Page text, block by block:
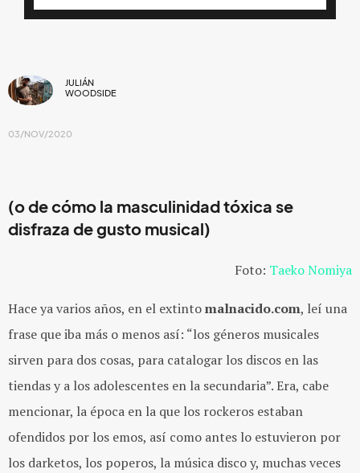
JULIÁN
WOODSIDE
03/NOV/2020
(o de cómo la masculinidad tóxica se
disfraza de gusto musical)
Foto: Taeko Nomiya
Hace ya varios años, en el extintomalnacido.com, leí una
frase que iba más o menos así: “los géneros musicales
sirven para dos cosas, para catalogar los discos en las
tiendas y a los adolescentes en la secundaria”. Era, cabe
mencionar, la época en la que los rockeros estaban
ofendidos por los emos, así como antes lo estuvieron por
los darketos, los poperos, la música disco y, muchas veces